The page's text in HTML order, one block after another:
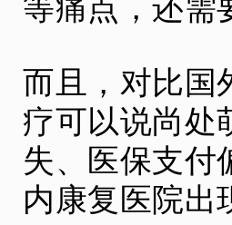
等痛点，还需
而且，对比国
疗可以说尚处
失、医保支付
内康复医院出